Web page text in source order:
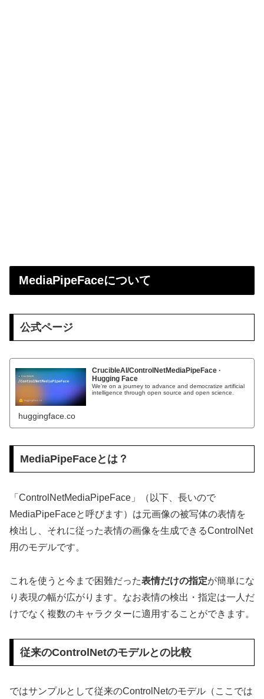
MediaPipeFaceについて
公式ページ
CrucibleAI/ControlNetMediaPipeFace ·
Hugging Face
We’re on a journey to advance and democratize artificial
intelligence through open source and open science.
huggingface.co
MediaPipeFaceとは？
「ControlNetMediaPipeFace」（以下、長いので
MediaPipeFaceと呼びます）は元画像の被写体の表情を
検出し、それに従った表情の画像を生成できるControlNet
用のモデルです。
これを使うと今まで困難だった表情だけの指定が簡単にな
り表現の幅が広がります。なお表情の検出・指定は一人だ
けでなく複数のキャラクターに適用することができます。
従来のControlNetのモデルとの比較
ではサンプルとして従来のControlNetのモデル（ここでは